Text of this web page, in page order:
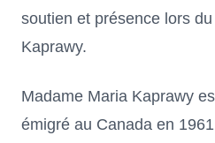
soutien et présence lors
Kaprawy.
Madame Maria Kaprawy
émigré au Canada en